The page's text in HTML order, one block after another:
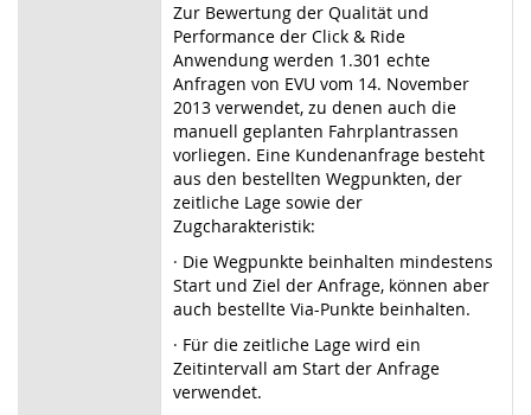
Zur Bewertung der Qualität und
Performance der Click & Ride
Anwendung werden 1.301 echte
Anfragen von EVU vom 14. November
2013 verwendet, zu denen auch die
manuell geplanten Fahrplantrassen
vorliegen. Eine Kundenanfrage besteht
aus den bestellten Wegpunkten, der
zeitliche Lage sowie der
Zugcharakteristik:
· Die Wegpunkte beinhalten mindestens
Start und Ziel der Anfrage, können aber
auch bestellte Via-Punkte beinhalten.
· Für die zeitliche Lage wird ein
Zeitintervall am Start der Anfrage
verwendet.